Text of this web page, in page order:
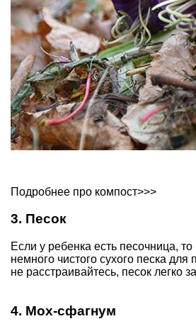
Подробнее про компост>>>
3. Песок
Если у ребенка есть песочница,
немного чистого сухого песка для
не расстраивайтесь, песок легко
4. Мох-сфагнум